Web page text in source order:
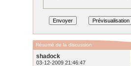
Résumé de la discussion
shadock
03-12-2009 21:46:47